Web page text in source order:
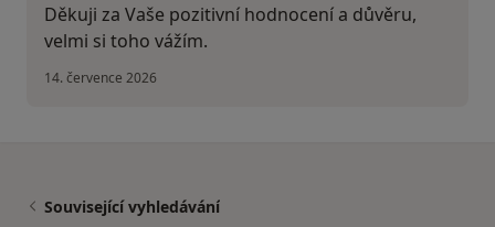
Děkuji za Vaše pozitivní hodnocení a důvěru,
velmi si toho vážím.
14. července 2026
Související vyhledávání